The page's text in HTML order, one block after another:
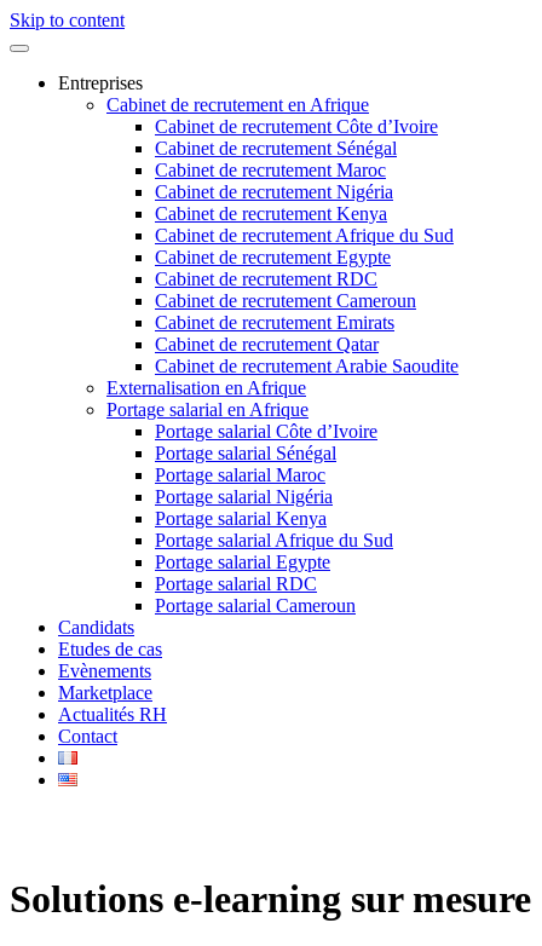
Skip to content
Entreprises
Cabinet de recrutement en Afrique
Cabinet de recrutement Côte d’Ivoire
Cabinet de recrutement Sénégal
Cabinet de recrutement Maroc
Cabinet de recrutement Nigéria
Cabinet de recrutement Kenya
Cabinet de recrutement Afrique du Sud
Cabinet de recrutement Egypte
Cabinet de recrutement RDC
Cabinet de recrutement Cameroun
Cabinet de recrutement Emirats
Cabinet de recrutement Qatar
Cabinet de recrutement Arabie Saoudite
Externalisation en Afrique
Portage salarial en Afrique
Portage salarial Côte d’Ivoire
Portage salarial Sénégal
Portage salarial Maroc
Portage salarial Nigéria
Portage salarial Kenya
Portage salarial Afrique du Sud
Portage salarial Egypte
Portage salarial RDC
Portage salarial Cameroun
Candidats
Etudes de cas
Evènements
Marketplace
Actualités RH
Contact
Solutions e-learning sur mesure